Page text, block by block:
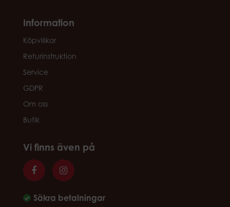
Information
Köpvillkor
Returinstruktion
Service
GDPR
Om oss
Butik
Vi finns även på
Säkra betalningar